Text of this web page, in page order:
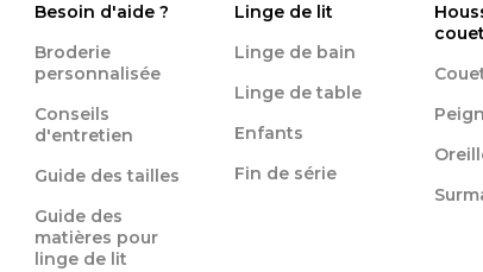
Besoin d'aide ?
Broderie
personnalisée
Conseils
d'entretien
Guide des tailles
Guide des
matières pour
linge de lit
Linge de lit
Linge de bain
Linge de table
Enfants
Fin de série